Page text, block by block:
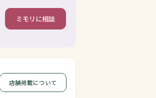
ミモリに相談
店舗掲載について